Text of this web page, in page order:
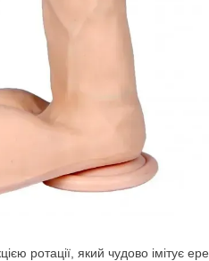
ротації, який чудово імітує